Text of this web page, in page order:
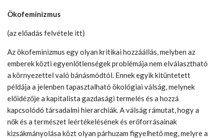
Ökofeminizmus
(az előadás felvétele itt)
Az ökofeminizmus egy olyan kritikai hozzáállás, melyben az
emberek közti egyenlőtlenségek problémája nem elválasztható
a környezettel való bánásmódtól. Ennek egyik kitüntetett
példája a jelenben tapasztalható ökológiai válság, melynek
előidézője a kapitalista gazdasági termelés és a hozzá
kapcsolódó társadalmi hierarchiák. A válság rámutat, hogy a
nők és a természet leértékelésének és erőforrásainak
kizsákmányolása közt olyan párhuzam figyelhető meg, melyre a